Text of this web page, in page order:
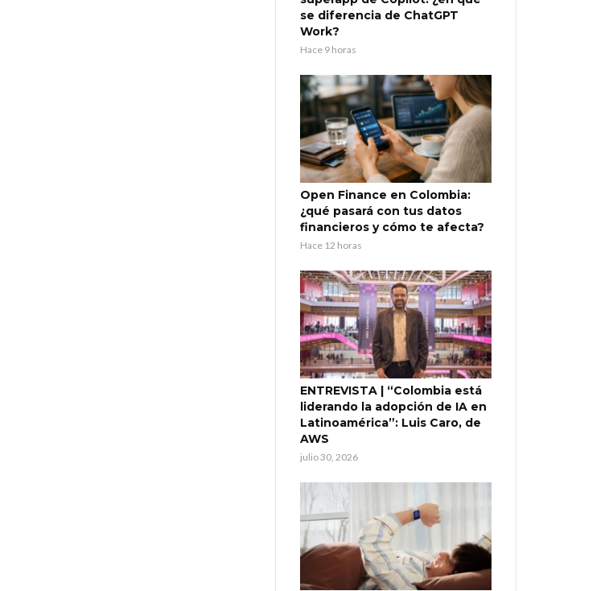
se diferencia de ChatGPT
Work?
Hace 9 horas
Open Finance en Colombia:
¿qué pasará con tus datos
financieros y cómo te afecta?
Hace 12 horas
ENTREVISTA | “Colombia está
liderando la adopción de IA en
Latinoamérica”: Luis Caro, de
AWS
julio 30, 2026